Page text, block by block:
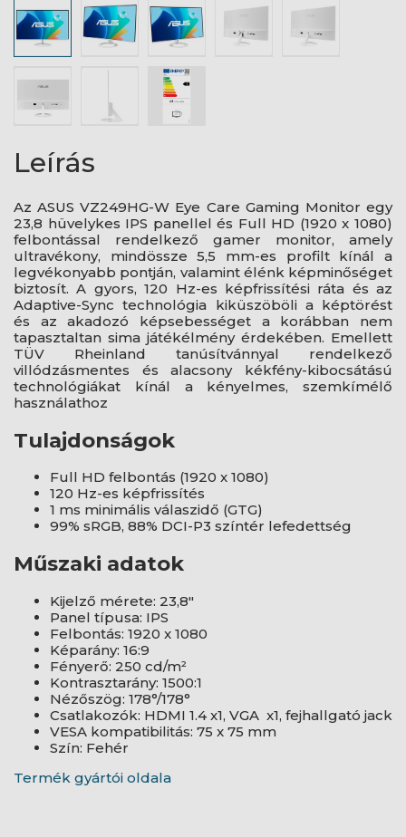
Leírás
Az ASUS VZ249HG-W Eye Care Gaming Monitor egy
23,8 hüvelykes IPS panellel és Full HD (1920 x 1080)
felbontással rendelkező gamer monitor, amely
ultravékony, mindössze 5,5 mm-es profilt kínál a
legvékonyabb pontján, valamint élénk képminőséget
biztosít. A gyors, 120 Hz-es képfrissítési ráta és az
Adaptive-Sync technológia kiküszöböli a képtörést
és az akadozó képsebességet a korábban nem
tapasztaltan sima játékélmény érdekében. Emellett
TÜV Rheinland tanúsítvánnyal rendelkező
villódzásmentes és alacsony kékfény-kibocsátású
technológiákat kínál a kényelmes, szemkímélő
használathoz
Tulajdonságok
Full HD felbontás (1920 x 1080)
120 Hz-es képfrissítés
1 ms minimális válaszidő (GTG)
99% sRGB, 88% DCI-P3 színtér lefedettség
Műszaki adatok
Kijelző mérete: 23,8"
Panel típusa: IPS
Felbontás: 1920 x 1080
Képarány: 16:9
Fényerő: 250 cd/m²
Kontrasztarány: 1500:1
Nézőszög: 178°/178°
Csatlakozók: HDMI 1.4 x1, VGA x1, fejhallgató jack
VESA kompatibilitás: 75 x 75 mm
Szín: Fehér
Termék gyártói oldala